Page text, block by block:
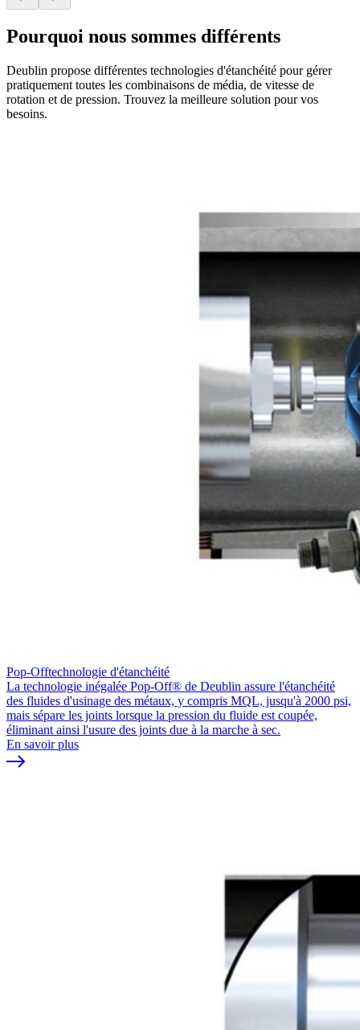
Pourquoi nous sommes différents
Deublin propose différentes technologies d'étanchéité pour gérer
pratiquement toutes les combinaisons de média, de vitesse de
rotation et de pression. Trouvez la meilleure solution pour vos
besoins.
Pop-Offtechnologie d'étanchéité
La technologie inégalée Pop-Off® de Deublin assure l'étanchéité
des fluides d'usinage des métaux, y compris MQL, jusqu'à 2000 psi,
mais sépare les joints lorsque la pression du fluide est coupée,
éliminant ainsi l'usure des joints due à la marche à sec.
En savoir plus